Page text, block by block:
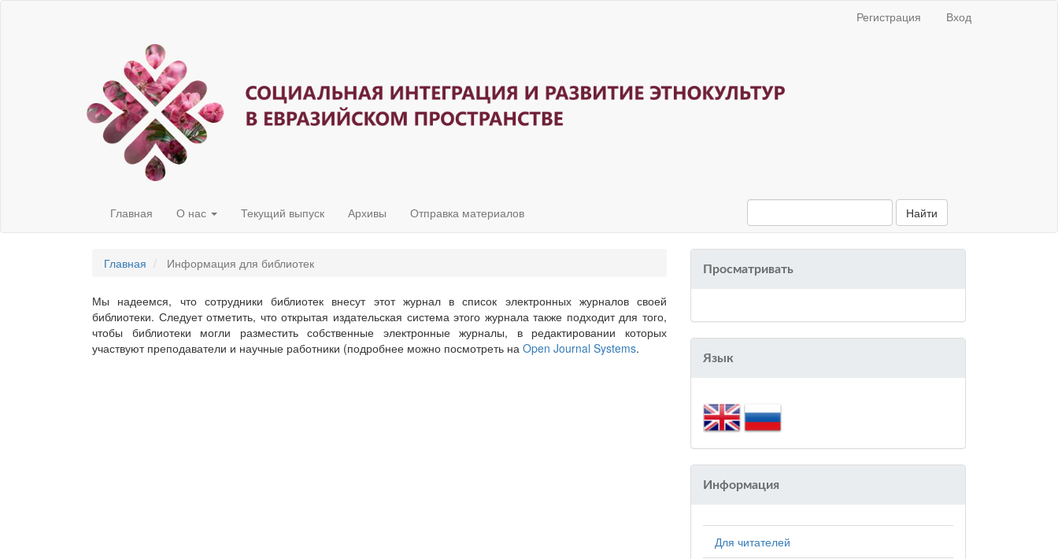
Регистрация Вход
Главная О нас Текущий выпуск Архивы Отправка материалов Найти
Главная Информация для библиотек
Мы надеемся, что сотрудники библиотек внесут этот журнал в список электронных журналов своей
библиотеки. Следует отметить, что открытая издательская система этого журнала также подходит для того,
чтобы библиотеки могли разместить собственные электронные журналы, в редактировании которых
участвуют преподаватели и научные работники (подробнее можно посмотреть на Open Journal Systems.
Просматривать
Язык
Информация
Для читателей